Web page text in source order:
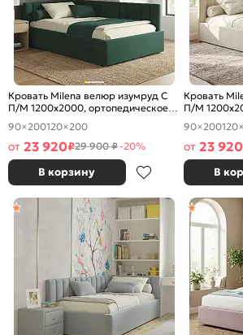
Кровать Milena велюр изумруд С
П/М 1200x2000, ортопедическое
основание, изголовье мягкое
90×200120×200
от 23 920₽29 900 ₽-20%
В корзину
Кровать
П/М
основание,
90×200
от 23 920
В